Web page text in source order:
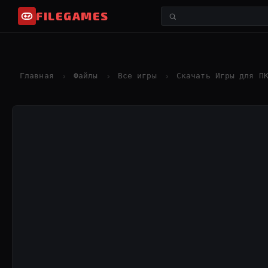
FILEGAMES
Главная › Файлы › Все игры › Скачать Игры для ПК